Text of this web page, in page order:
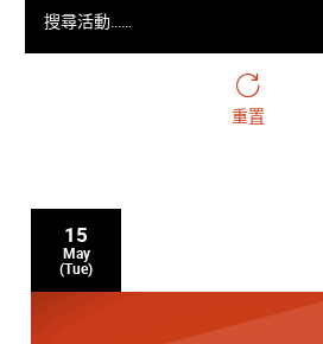
重置
15
May
(Tue)